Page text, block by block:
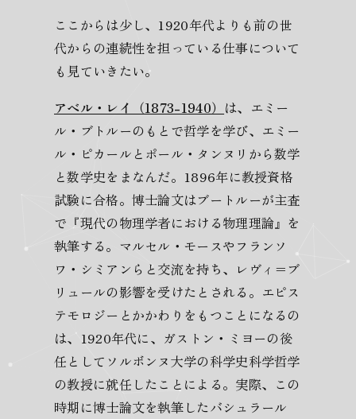
ここからは少し、1920年代よりも前の世
代からの連続性を担っている仕事について
も見ていきたい。
アベル・レイ（1873-1940） は、エミー
ル・ブトルーのもとで哲学を学び、エミー
ル・ピカールとポール・タンヌリから数学
と数学史をまなんだ。1896年に教授資格
試験に合格。博士論文はブートルーが主査
で『現代の物理学者における物理理論』を
執筆する。マルセル・モースやフランソ
ワ・シミアンらと交流を持ち、レヴィ＝ブ
リュールの影響を受けたとされる。エピス
テモロジーとかかわりをもつことになるの
は、1920年代に、ガストン・ミヨーの後
任としてソルボンヌ大学の科学史科学哲学
の教授に就任したことによる。実際、この
時期に博士論文を執筆したバシュラール